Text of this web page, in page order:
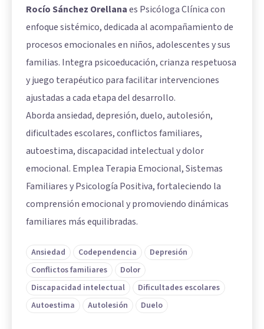
Rocío Sánchez Orellanaes Psicóloga Clínica con
enfoque sistémico, dedicada al acompañamiento de
procesos emocionales en niños, adolescentes y sus
familias. Integra psicoeducación, crianza respetuosa
y juego terapéutico para facilitar intervenciones
ajustadas a cada etapa del desarrollo.
Aborda ansiedad, depresión, duelo, autolesión,
dificultades escolares, conflictos familiares,
autoestima, discapacidad intelectual y dolor
emocional. Emplea Terapia Emocional, Sistemas
Familiares y Psicología Positiva, fortaleciendo la
comprensión emocional y promoviendo dinámicas
familiares más equilibradas.
Ansiedad Codependencia
Depresión
Conflictos familiares
Dolor
Discapacidad intelectual
Dificultades escolares
Autoestima
Autolesión Duelo